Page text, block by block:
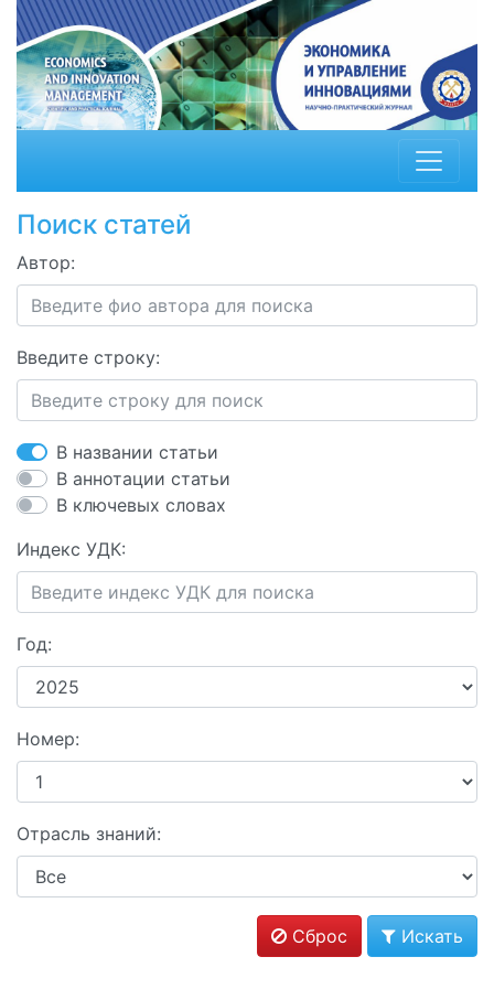
Поиск статей
Автор:
Введите строку:
В названии статьи
В аннотации статьи
В ключевых словах
Индекс УДК:
Год:
Номер:
Отрасль знаний:
Сброс Искать